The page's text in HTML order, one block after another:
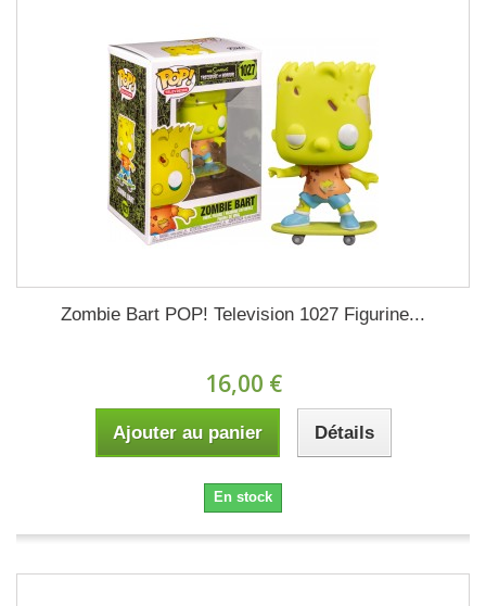
Zombie Bart POP! Television 1027 Figurine...
16,00 €
Ajouter au panier Détails
En stock